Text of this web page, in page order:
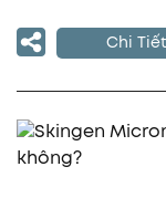
Chi Tiết